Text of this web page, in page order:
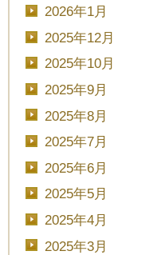
2026年1月
2025年12月
2025年10月
2025年9月
2025年8月
2025年7月
2025年6月
2025年5月
2025年4月
2025年3月